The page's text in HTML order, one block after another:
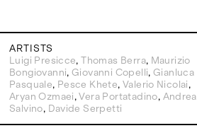
FAIRS
ABOUT
ARTISTS
Luigi Presicce,Thomas Berra, Maurizio
Bongiovanni,Giovanni Copelli,Gianluca
Pasquale, Pesce Khete, Valerio Nicolai,
Aryan Ozmaei,Vera Portatadino, Andrea
Salvino, Davide Serpetti